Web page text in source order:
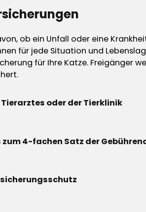
ob ein Unfall oder eine
für jede Situation und
für Ihre Katze. Freigänger
oder der Tierklinik
4-fachen Satz der